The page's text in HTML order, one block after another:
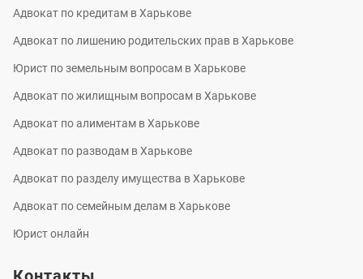
Адвокат по кредитам в Харькове
Адвокат по лишению родительских прав в Харькове
Юрист по земельным вопросам в Харькове
Адвокат по жилищным вопросам в Харькове
Адвокат по алиментам в Харькове
Адвокат по разводам в Харькове
Адвокат по разделу имущества в Харькове
Адвокат по семейным делам в Харькове
Юрист онлайн